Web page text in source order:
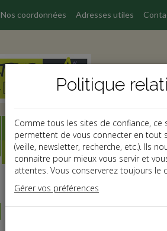
Nos coordonnées Adresses utiles
Dépêches
Date: 2020-09-30
ABAISSEMENT DU SEUIL DES
Politique
Comme tous les sites de confiance, ce
permettent de vous connecter en tout
(veille, newsletter, recherche, etc.). Ils
connaitre pour mieux vous servir et
attentes. Vous conserverez toujours
Gérer vos préférences